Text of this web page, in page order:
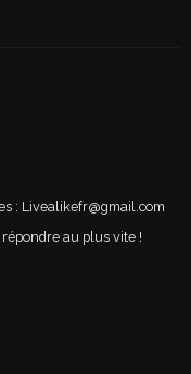
: Livealikefr@gmail.com
au plus vite !